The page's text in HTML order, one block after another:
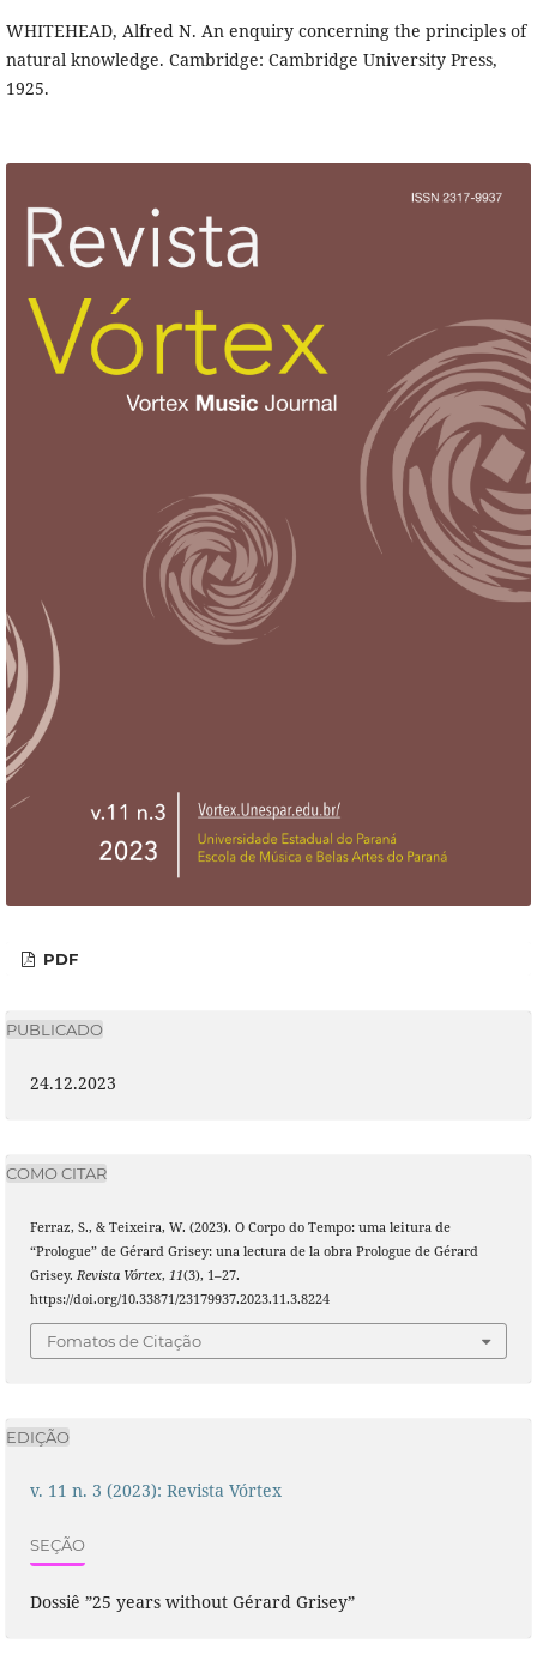
WHITEHEAD, Alfred N. An enquiry concerning the principles of
natural knowledge. Cambridge: Cambridge University Press,
1925.
PDF
PUBLICADO
24.12.2023
COMO CITAR
Ferraz, S., & Teixeira, W. (2023). O Corpo do Tempo: uma leitura de
“Prologue” de Gérard Grisey: una lectura de la obra Prologue de Gérard
Grisey. Revista Vórtex, 11(3), 1–27.
https://doi.org/10.33871/23179937.2023.11.3.8224
Fomatos de Citação
EDIÇÃO
v. 11 n. 3 (2023): Revista Vórtex
SEÇÃO
Dossiê ”25 years without Gérard Grisey”